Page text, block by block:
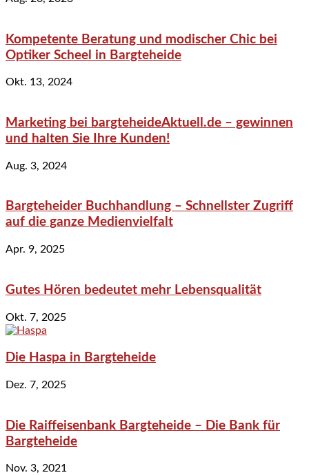
Kompetente Beratung und modischer Chic bei
Optiker Scheel in Bargteheide
Okt. 13, 2024
Marketing bei bargteheideAktuell.de – gewinnen
und halten Sie Ihre Kunden!
Aug. 3, 2024
Bargteheider Buchhandlung – Schnellster Zugriff
auf die ganze Medienvielfalt
Apr. 9, 2025
Gutes Hören bedeutet mehr Lebensqualität
Okt. 7, 2025
Die Haspa in Bargteheide
Dez. 7, 2025
Die Raiffeisenbank Bargteheide – Die Bank für
Bargteheide
Nov. 3, 2021